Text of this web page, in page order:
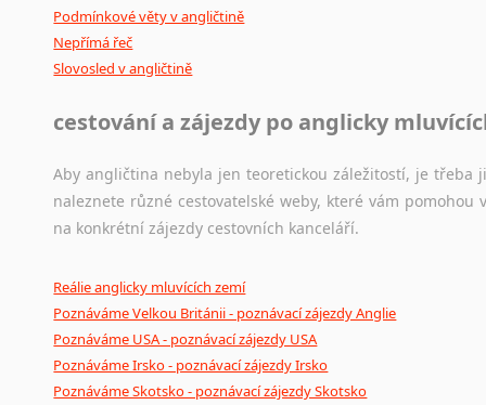
Podmínkové věty v angličtině
Nepřímá řeč
Slovosled v angličtině
cestování a zájezdy po anglicky
Aby angličtina nebyla jen teoretickou záležitostí, je
naleznete různé cestovatelské weby, které vám
na konkrétní zájezdy cestovních kanceláří.
Reálie anglicky mluvících zemí
Poznáváme Velkou Británii - poznávací zájezdy Anglie
Poznáváme USA - poznávací zájezdy USA
Poznáváme Irsko - poznávací zájezdy Irsko
Poznáváme Skotsko - poznávací zájezdy Skotsko